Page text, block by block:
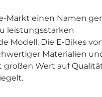
Markt einen Namen
leistungsstarken
Modell. Die E-Bikes
Materialien
großen Wert auf